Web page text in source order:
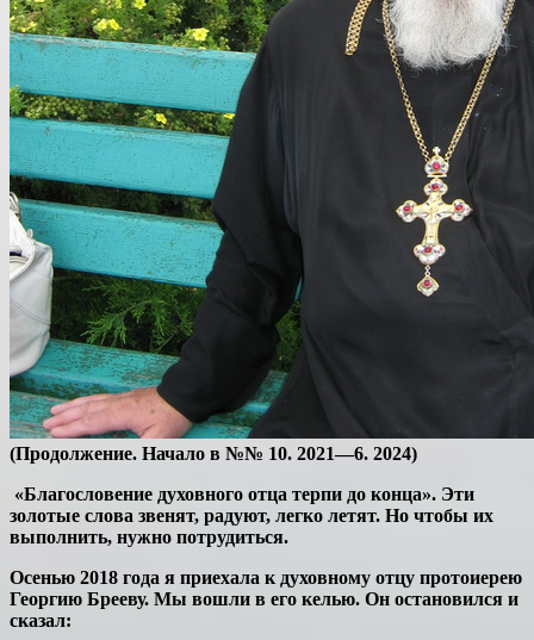
(Продолжение. Начало в №№ 10. 2021—6. 2024)
«Благословение духовного отца терпи до конца». Эти
золотые слова звенят, радуют, легко летят. Но чтобы их
выполнить, нужно потрудиться.
Осенью 2018 года я приехала к духовному отцу протоиерею
Георгию Брееву. Мы вошли в его келью. Он остановился и
сказал: